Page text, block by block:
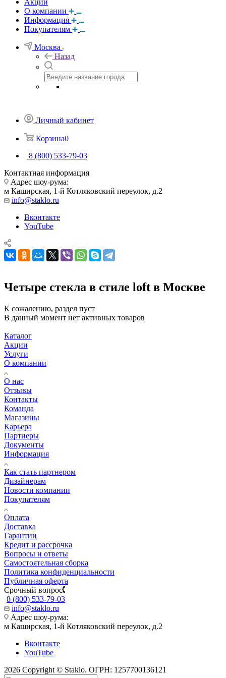
Акции
О компании
Информация
Покупателям
Москва
Назад
Личный кабинет
Корзина0
8 (800) 533-79-03
Контактная информация
Адрес шоу-рума:
м Каширская, 1-й Котляковский переулок, д.2
info@staklo.ru
Вконтакте
YouTube
Четыре стекла в стиле loft в Москве
К сожалению, раздел пуст
В данный момент нет активных товаров
Каталог
Акции
Услуги
О компании
О нас
Отзывы
Контакты
Команда
Магазины
Карьера
Партнеры
Документы
Информация
Как стать партнером
Дизайнерам
Новости компании
Покупателям
Оплата
Доставка
Гарантии
Кредит и рассрочка
Вопросы и ответы
Самостоятельная сборка
Политика конфиденциальности
Публичная оферта
Срочный вопрос
8 (800) 533-79-03
info@staklo.ru
Адрес шоу-рума:
м Каширская, 1-й Котляковский переулок, д.2
Вконтакте
YouTube
2026 Copyright © Staklo. ОГРН: 1257700136121